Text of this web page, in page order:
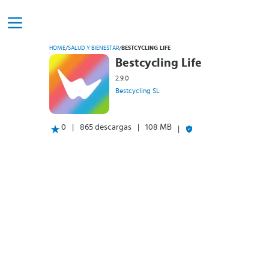
HOME/SALUD Y BIENESTAR/ BESTCYCLING LIFE
Bestcycling Life
2.9.0
Bestcycling SL
0 865 descargas 108 MB